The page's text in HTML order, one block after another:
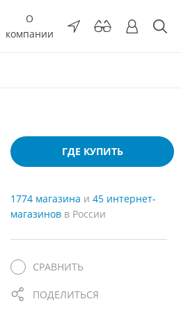
О
компании
ГДЕ КУПИТЬ
1774 магазина и 45 интернет-
магазинов в России
СРАВНИТЬ
ПОДЕЛИТЬСЯ